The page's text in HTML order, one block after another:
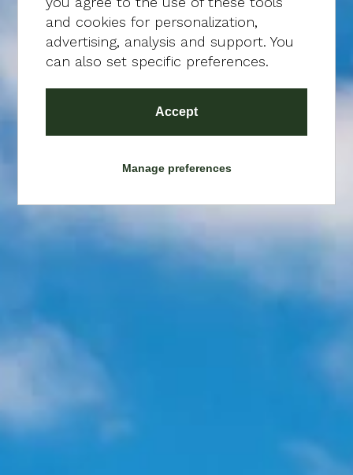
you agree to the use of these tools
and cookies for personalization,
advertising, analysis and support. You
can also set specific preferences.
Accept
Manage preferences